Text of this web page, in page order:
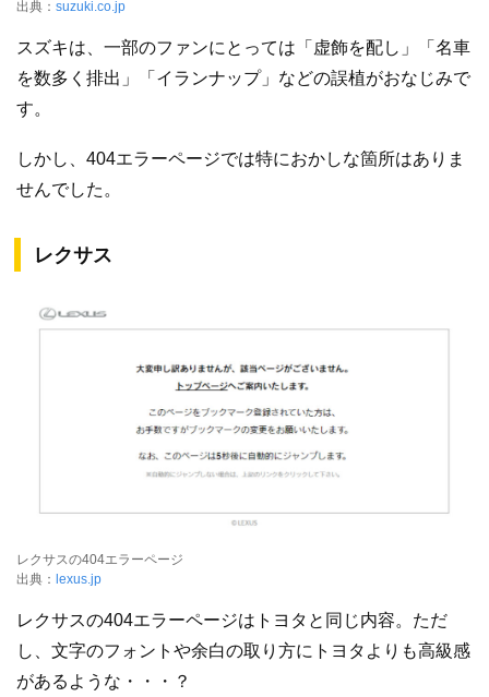
出典： suzuki.co.jp
スズキは、一部のファンにとっては「虚飾を配し」「名車
を数多く排出」「イランナップ」などの誤植がおなじみで
す。
しかし、404エラーページでは特におかしな箇所はありま
せんでした。
レクサス
レクサスの404エラーページ
出典： lexus.jp
レクサスの404エラーページはトヨタと同じ内容。ただ
し、文字のフォントや余白の取り方にトヨタよりも高級感
があるような・・・？